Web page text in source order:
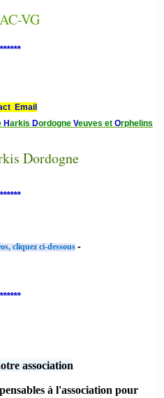
Email
Harkis Dordogne Veuves et Orphelins
cliquez ci-dessous -
association
à l'association pour